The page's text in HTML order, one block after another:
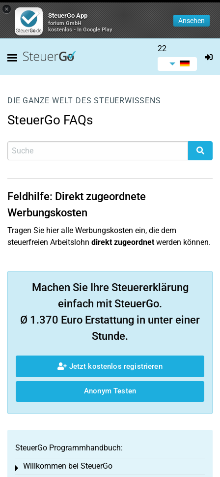
×
SteuerGo App
forium GmbH
kostenlos - In Google Play
Ansehen
22
DIE GANZE WELT DES STEUERWISSENS
SteuerGo FAQs
Feldhilfe: Direkt zugeordnete
Werbungskosten
Tragen Sie hier alle Werbungskosten ein, die dem
steuerfreien Arbeitslohn direkt zugeordnetwerden können.
Machen Sie Ihre Steuererklärung
einfach mit SteuerGo.
Ø 1.370 Euro Erstattung in unter einer
Stunde.
Jetzt kostenlos registrieren
Anonym Testen
SteuerGo Programmhandbuch:
Willkommen bei SteuerGo
Toggle menu